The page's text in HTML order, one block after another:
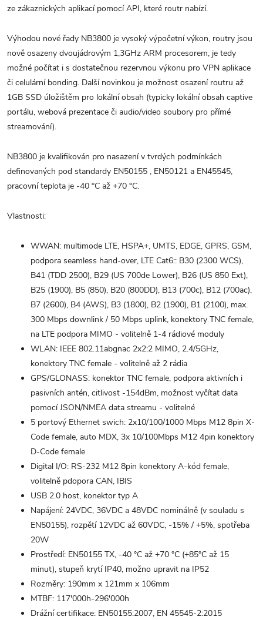
ze zákaznických aplikací pomocí API, které routr nabízí.
Výhodou nové řady NB3800 je vysoký výpočetní výkon, routry jsou
nově osazeny dvoujádrovým 1,3GHz ARM procesorem, je tedy
možné počítat i s dostatečnou rezervnou výkonu pro VPN aplikace
či celulární bonding. Další novinkou je možnost osazení routru až
1GB SSD úložištěm pro lokální obsah (typicky lokální obsah captive
portálu, webová prezentace či audio/video soubory pro přímé
streamování).
NB3800 je kvalifikován pro nasazení v tvrdých podmínkách
definovaných pod standardy EN50155 , EN50121 a EN45545,
pracovní teplota je -40 °C až +70 °C.
Vlastnosti:
WWAN: multimode LTE, HSPA+, UMTS, EDGE, GPRS, GSM,
podpora seamless hand-over, LTE Cat6:: B30 (2300 WCS),
B41 (TDD 2500), B29 (US 700de Lower), B26 (US 850 Ext),
B25 (1900), B5 (850), B20 (800DD), B13 (700c), B12 (700ac),
B7 (2600), B4 (AWS), B3 (1800), B2 (1900), B1 (2100), max.
300 Mbps downlink / 50 Mbps uplink, konektory TNC female,
na LTE podpora MIMO - volitelně 1-4 rádiové moduly
WLAN: IEEE 802.11abgnac 2x2:2 MIMO, 2.4/5GHz,
konektory TNC female - volitelně až 2 rádia
GPS/GLONASS: konektor TNC female, podpora aktivních i
pasivních antén, citlivost -154dBm, možnost vyčítat data
pomocí JSON/NMEA data streamu - volitelné
5 portový Ethernet swich: 2x10/100/1000 Mbps M12 8pin X-
Code female, auto MDX, 3x 10/100Mbps M12 4pin konektory
D-Code female
Digital I/O: RS-232 M12 8pin konektory A-kód female,
volitelně pdopora CAN, IBIS
USB 2.0 host, konektor typ A
Napájení: 24VDC, 36VDC a 48VDC nominálně (v souladu s
EN50155), rozpětí 12VDC až 60VDC, -15% / +5%, spotřeba
20W
Prostředí: EN50155 TX, -40 °C až +70 °C (+85°C až 15
minut), stupeň krytí IP40, možno upravit na IP52
Rozměry: 190mm x 121mm x 106mm
MTBF: 117'000h-296'000h
Drážní certifikace: EN50155:2007, EN 45545-2:2015